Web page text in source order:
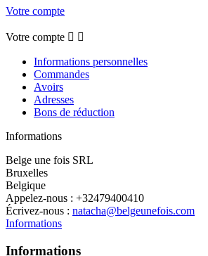
Votre compte
Votre compte  
Informations personnelles
Commandes
Avoirs
Adresses
Bons de réduction
Informations
Belge une fois SRL
Bruxelles
Belgique
Appelez-nous : +32479400410
Écrivez-nous : natacha@belgeunefois.com
Informations
Informations